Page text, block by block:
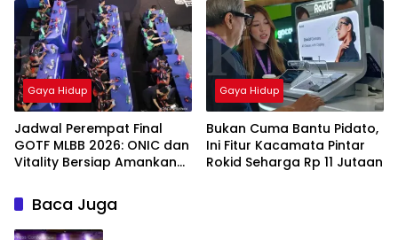
Gaya Hidup
Jadwal Perempat Final
GOTF MLBB 2026: ONIC dan
Vitality Bersiap Amankan
Gaya Hidup
Bukan Cuma Bantu Pidato,
Ini Fitur Kacamata Pintar
Rokid Seharga Rp 11 Jutaan
Baca Juga